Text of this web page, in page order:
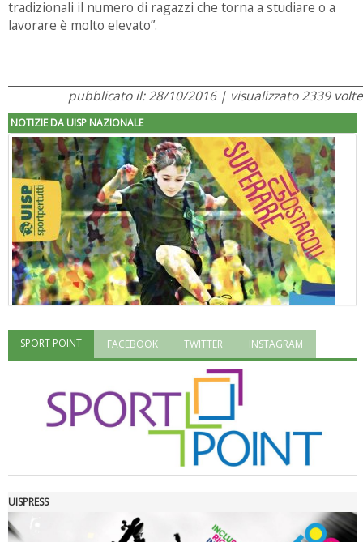
tradizionali il numero di ragazzi che torna a studiare o a
lavorare è molto elevato”.
pubblicato il: 28/10/2016 | visualizzato 2339 volte
NOTIZIE DA UISP NAZIONALE
"Superare gli ostacoli": la relazione di Tiziano Pesce al CN Uisp
SPORT POINT FACEBOOK TWITTER INSTAGRAM
UISPRESS